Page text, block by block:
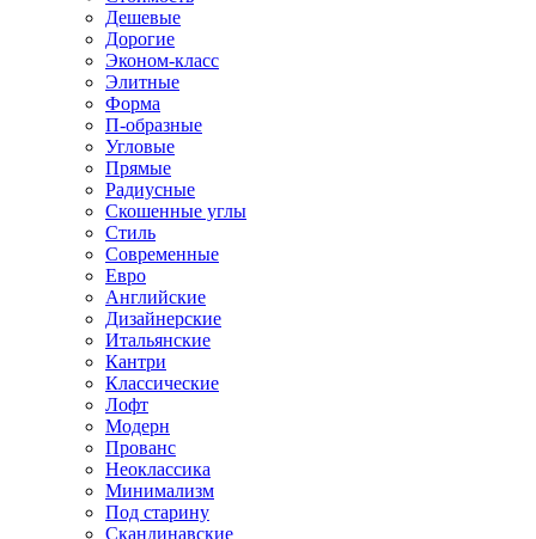
Дешевые
Дорогие
Эконом-класс
Элитные
Форма
П-образные
Угловые
Прямые
Радиусные
Скошенные углы
Стиль
Современные
Евро
Английские
Дизайнерские
Итальянские
Кантри
Классические
Лофт
Модерн
Прованс
Неоклассика
Минимализм
Под старину
Скандинавские